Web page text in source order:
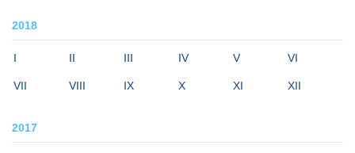
2018
I II III IV V VI
VII VIII IX X XI XII
2017